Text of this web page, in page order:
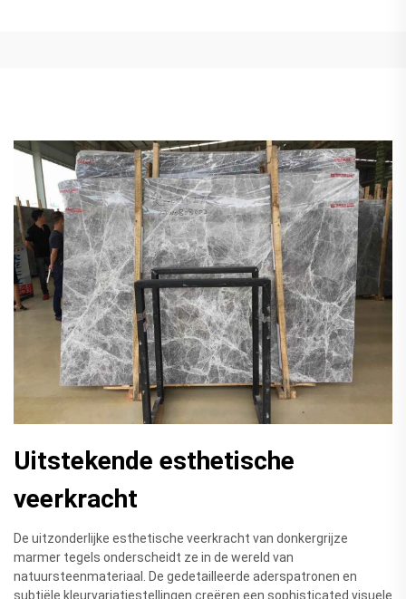
Uitstekende esthetische
veerkracht
De uitzonderlijke esthetische veerkracht van donkergrijze
marmer tegels onderscheidt ze in de wereld van
natuursteenmateriaal. De gedetailleerde aderspatronen en
subtiële kleurvariatiestellingen creëren een sophisticated visuele